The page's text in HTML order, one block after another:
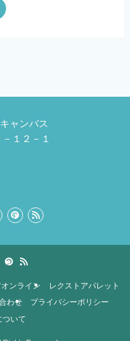
ャンバス
１２－１
ンライン
レクストアパレット
わせ
プライバシーポリシー
ついて